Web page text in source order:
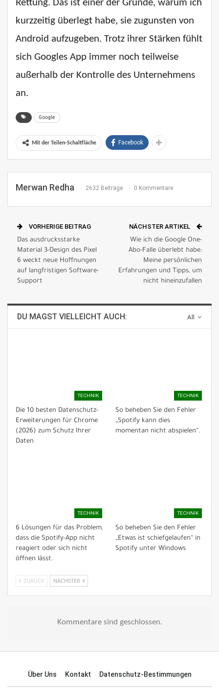
Rettung. Das ist einer der Gründe, warum ich
kurzzeitig überlegt habe, sie zugunsten von
Android aufzugeben. Trotz ihrer Stärken fühlt
sich Googles App immer noch teilweise
außerhalb der Kontrolle des Unternehmens
an.
Google
Mit der Teilen-Schaltfläche Facebook
Merwan Redha 2632 Beiträge 0 Kommentare
VORHERIGE BEITRAG
Das ausdrucksstarke
Material 3-Design des Pixel
6 weckt neue Hoffnungen
auf langfristigen Software-
Support
NÄCHSTER ARTIKEL
Wie ich die Google One-
Abo-Falle überlebt habe:
Meine persönlichen
Erfahrungen und Tipps, um
nicht hineinzufallen
All
DU MAGST VIELLEICHT AUCH:
TECHNIK
Die 10 besten Datenschutz-
Erweiterungen für Chrome
(2026) zum Schutz Ihrer
Daten
TECHNIK
So beheben Sie den Fehler
„Spotify kann dies
momentan nicht abspielen“.
TECHNIK
6 Lösungen für das Problem,
dass die Spotify-App nicht
reagiert oder sich nicht
öffnen lässt.
TECHNIK
So beheben Sie den Fehler
„Etwas ist schiefgelaufen“ in
Spotify unter Windows
ZURÜCK NÄCHSTER
Kommentare sind geschlossen.
Über Uns Kontakt Datenschutz-Bestimmungen